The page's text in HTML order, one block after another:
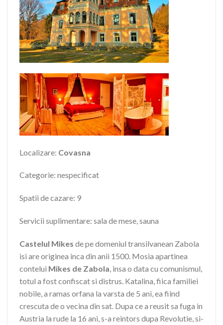
Localizare: Covasna
Categorie: nespecificat
Spatii de cazare: 9
Servicii suplimentare: sala de mese, sauna
Castelul Mikes de pe domeniul transilvanean Zabola
isi are originea inca din anii 1500. Mosia apartinea
contelui Mikes de Zabola, insa o data cu comunismul,
totul a fost confiscat si distrus. Katalina, fiica familiei
nobile, a ramas orfana la varsta de 5 ani, ea fiind
crescuta de o vecina din sat. Dupa ce a reusit sa fuga in
Austria la rude la 16 ani, s-a reintors dupa Revolutie, si-